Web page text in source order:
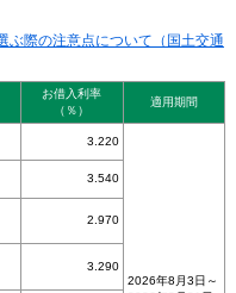
ぶ際の注意点について（国土交通
お借入利率
（％）
適用期間
3.220
2026年8月3日～
3.540
2.970
3.290